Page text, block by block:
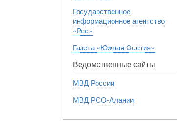
Государственное
информационное агентство
«Рес»
Газета «Южная Осетия»
Ведомственные сайты
МВД России
МВД РСО-Алании